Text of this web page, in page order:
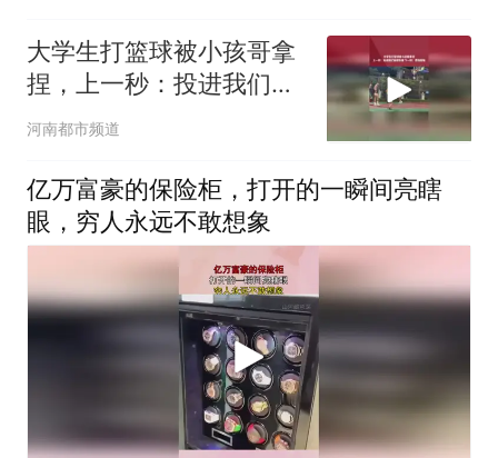
大学生打篮球被小孩哥拿
捏，上一秒：投进我们做
俯卧撑 下一秒：愿赌服输
河南都市频道
亿万富豪的保险柜，打开的一瞬间亮瞎
眼，穷人永远不敢想象